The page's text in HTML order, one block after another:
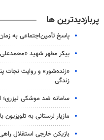
پربازدیدترین ها
پاسخ تأمین‌اجتماعی به
پیکر مطهر شهید «محمدعلی
«زنده‌شور» و روایت
زندگی
سامانه ضد موشکی لیزری؛
مازیار لرستانی به
بازیکن خارجی استقلال